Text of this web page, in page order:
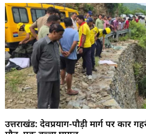
उत्तराखंड: देवप्रयाग-पौड़ी मार्ग पर कार